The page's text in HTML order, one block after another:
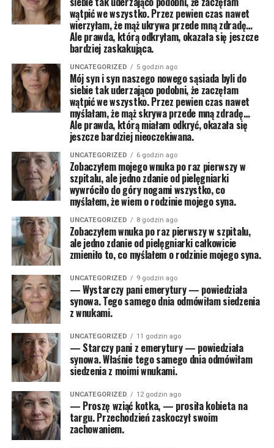
wątpić we wszystko. Przez pewien czas nawet
wierzyłam, że mąż ukrywa przede mną zdradę…
Ale prawda, którą odkryłam, okazała się jeszcze
bardziej zaskakująca.
UNCATEGORIZED 5 godzin ago
Mój syn i syn naszego nowego sąsiada byli do
siebie tak uderzająco podobni, że zaczęłam
wątpić we wszystko. Przez pewien czas nawet
myślałam, że mąż skrywa przede mną zdradę…
Ale prawda, którą miałam odkryć, okazała się
jeszcze bardziej nieoczekiwana.
UNCATEGORIZED 6 godzin ago
Zobaczyłem mojego wnuka po raz pierwszy w
szpitalu, ale jedno zdanie od pielęgniarki
wywróciło do góry nogami wszystko, co
myślałem, że wiem o rodzinie mojego syna.
UNCATEGORIZED 8 godzin ago
Zobaczyłem wnuka po raz pierwszy w szpitalu,
ale jedno zdanie od pielęgniarki całkowicie
zmieniło to, co myślałem o rodzinie mojego syna.
UNCATEGORIZED 9 godzin ago
— Wystarczy pani emerytury — powiedziała
synowa. Tego samego dnia odmówiłam siedzenia
z wnukami.
UNCATEGORIZED 11 godzin ago
— Starczy pani z emerytury — powiedziała
synowa. Właśnie tego samego dnia odmówiłam
siedzenia z moimi wnukami.
UNCATEGORIZED 12 godzin ago
— Proszę wziąć kotka, — prosiła kobieta na
targu. Przechodzień zaskoczył swoim
zachowaniem.